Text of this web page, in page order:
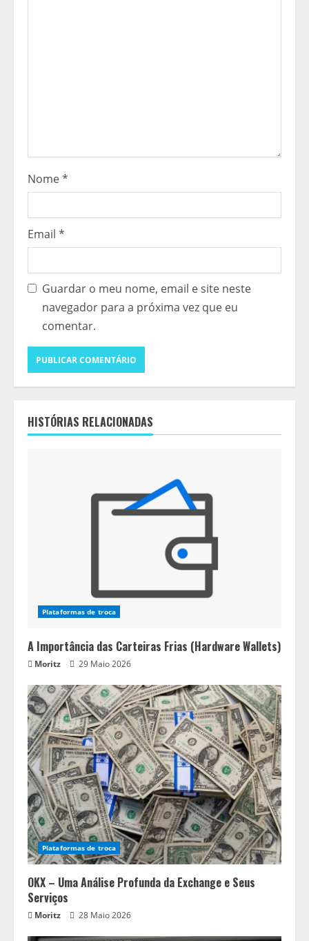
Nome*
Email *
Guardar o meu nome, email e site neste
navegador para a próxima vez que eu
comentar.
HISTÓRIAS RELACIONADAS
Plataformas de troca
A Importância das Carteiras Frias (Hardware Wallets)
Moritz 29 Maio 2026
Plataformas de troca
OKX – Uma Análise Profunda da Exchange e Seus
Serviços
Moritz 28 Maio 2026